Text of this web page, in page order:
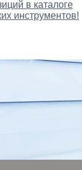
в каталоге
инструментов!